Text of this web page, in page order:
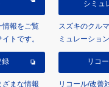
情報をご覧
トです。
シミュ
スズキのクル
ミュレーショ
録
ざまな情報
リコ
リコール/改善